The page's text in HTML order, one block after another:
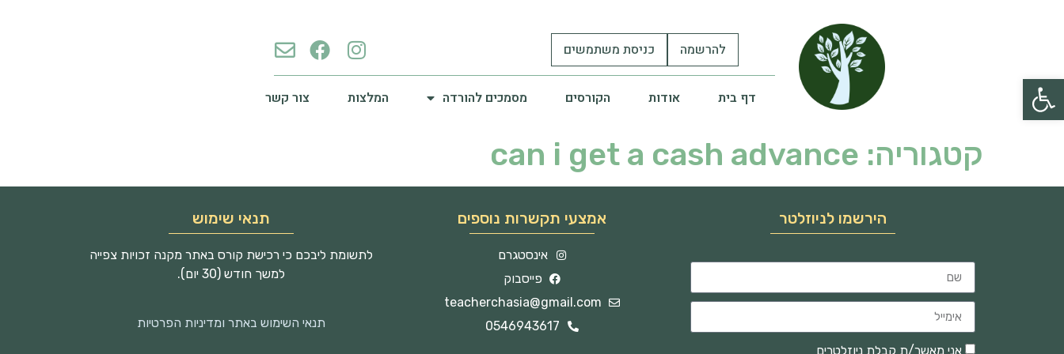
פתח סרגל נגישות
להרשמה כניסת משתמשים
דף בית אודות הקורסים מסמכים להורדה המלצות צור קשר
קטגוריה: can i get a cash advance
הירשמו לניוזלטר
אני מאשר/ת קבלת ניוזלטרים
אמצעי תקשרות נוספים
אינסטגרם
פייסבוק
teacherchasia@gmail.com
0546943617
תנאי שימוש
לתשומת ליבכם כי רכישת קורס באתר מקנה זכויות צפייה
למשך חודש (30 יום).
תנאי השימוש באתר ומדיניות הפרטיות